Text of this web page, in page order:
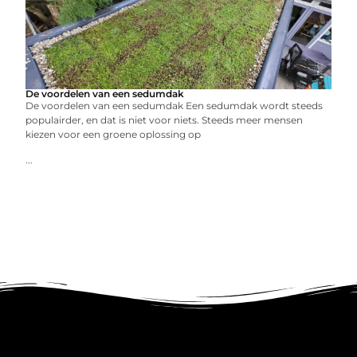
De voordelen van een sedumdak
De voordelen van een sedumdak Een sedumdak wordt steeds
populairder, en dat is niet voor niets. Steeds meer mensen
kiezen voor een groene oplossing op
...